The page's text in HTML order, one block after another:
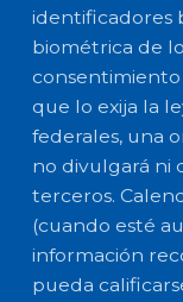
identificadores
biométrica de
que lo exija la
federales, una
no divulgará ni
terceros.
(cuando esté
información
pueda